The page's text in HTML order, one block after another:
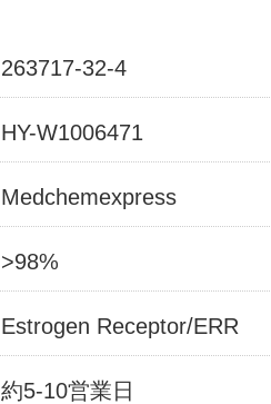
263717-32-4
HY-W1006471
Medchemexpress
>98%
Estrogen Receptor/ERR
約5-10営業日